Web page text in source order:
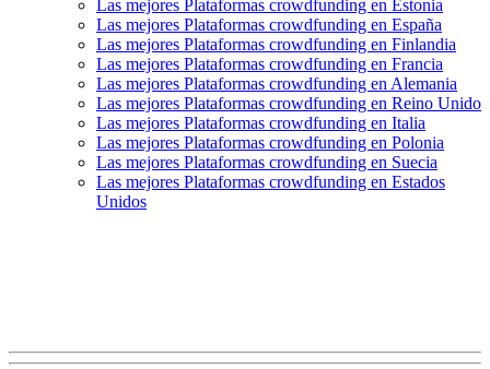
Las mejores Plataformas crowdfunding en Estonia
Las mejores Plataformas crowdfunding en España
Las mejores Plataformas crowdfunding en Finlandia
Las mejores Plataformas crowdfunding en Francia
Las mejores Plataformas crowdfunding en Alemania
Las mejores Plataformas crowdfunding en Reino Unido
Las mejores Plataformas crowdfunding en Italia
Las mejores Plataformas crowdfunding en Polonia
Las mejores Plataformas crowdfunding en Suecia
Las mejores Plataformas crowdfunding en Estados
Unidos